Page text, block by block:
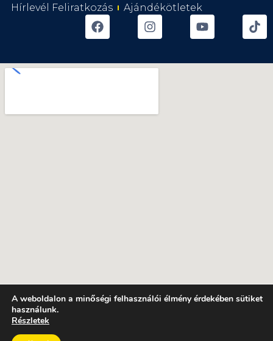
Hírlevél Feliratkozás
Ajándékötletek
A weboldalon a minőségi felhasználói élmény érdekében sütiket
használunk.
Részletek